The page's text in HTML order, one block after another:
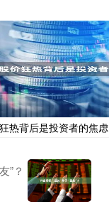
热背后是投资者的焦虑
”？